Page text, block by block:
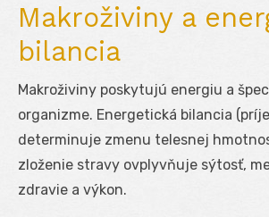
Makroživiny a
bilancia
Makroživiny poskytujú energiu a
organizme. Energetická bilancia
determinuje zmenu telesnej
zloženie stravy ovplyvňuje sýtosť,
zdravie a výkon.